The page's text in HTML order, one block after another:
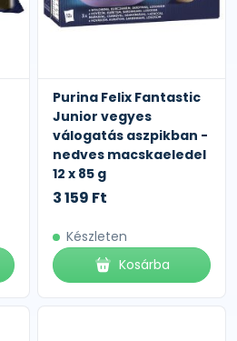
Purina Felix Fantastic
Junior vegyes
válogatás aszpikban -
nedves macskaeledel
12 x 85 g
3 159 Ft
Készleten
Kosárba